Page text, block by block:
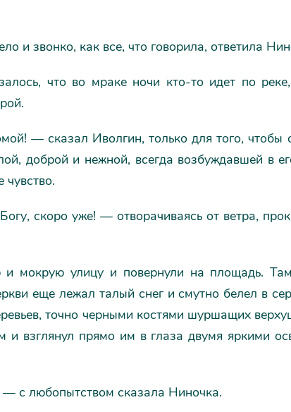
и звонко, как все, что говорила, ответила
что во мраке ночи кто-то идет по
— сказал Иволгин, только для того, чтобы
доброй и нежной, всегда возбуждавшей в
чувство.
скоро уже! — отворачиваясь от ветра,
мокрую улицу и повернули на площадь.
еще лежал талый снег и смутно белел в
точно черными костями шуршащих
и взглянул прямо им в глаза двумя яркими
с любопытством сказала Ниночка.